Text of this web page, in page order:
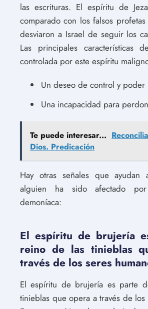
las escrituras. El espíritu de
comparado con los falsos
desviaron a Israel de seguir los
Las principales características
controlada por este espíritu
Un deseo de control y poder
Una incapacidad para
Te puede interesar...
Dios. Predicación
Hay otras señales que ayudan
alguien ha sido afectado
demoníaca:
El espíritu de brujería
reino de las tinieblas
través de los seres
El espíritu de brujería es parte
tinieblas que opera a través de los